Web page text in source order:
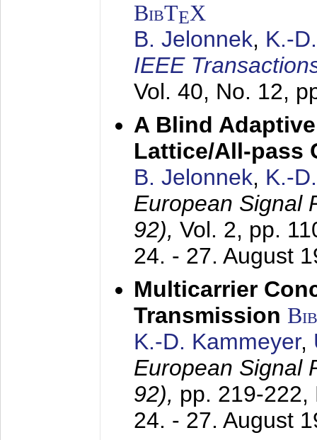
BibTEX
B. Jelonnek, K.-
IEEE
Vol. 40, No. 12,
A Blind
Lattice/All-pass
B. Jelonnek, K.-
European Signal
92), Vol. 2, pp.
24. - 27. August
Multicarrier
Transmission
K.-D. Kammeyer,
European Signal
92), pp. 219-222,
24. - 27. August